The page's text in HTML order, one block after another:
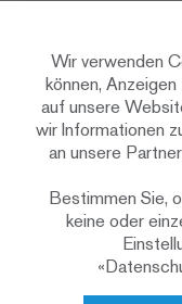
Social Media
Wir verwenden
können,
auf unsere
wir Informationen
an unsere
Bestimmen Sie,
keine oder